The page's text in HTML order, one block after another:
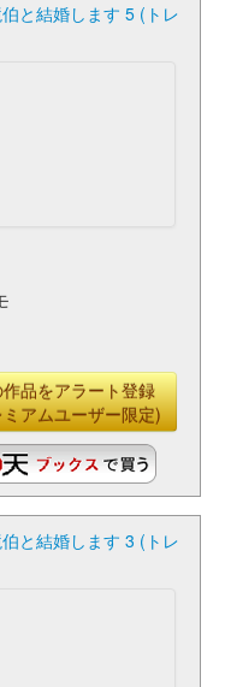
と結婚します 5 (トレ
品をアラート登録
アムユーザー限定)
と結婚します 3 (トレ